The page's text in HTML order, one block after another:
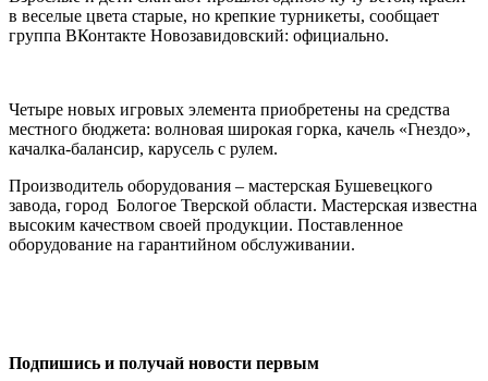
в веселые цвета старые, но крепкие турникеты, сообщает
группа ВКонтакте Новозавидовский: официально.
Четыре новых игровых элемента приобретены на средства
местного бюджета: волновая широкая горка, качель «Гнездо»,
качалка-балансир, карусель с рулем.
Производитель оборудования – мастерская Бушевецкого
завода, город Бологое Тверской области. Мастерская известна
высоким качеством своей продукции. Поставленное
оборудование на гарантийном обслуживании.
Подпишись и получай новости первым